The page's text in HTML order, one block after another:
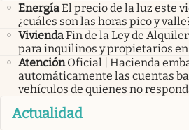
EnergíaEl precio de la luz este
¿cuáles son las horas pico y
ViviendaFin de la Ley de
para inquilinos y propietarios
Atención Oficial | Hacienda
automáticamente las cuentas
vehículos de quienes no
Actualidad